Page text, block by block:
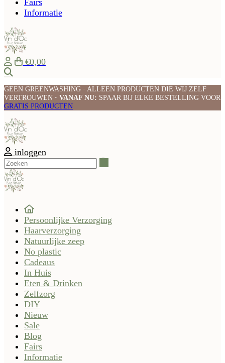
Fairs
Informatie
€0,00
GEEN GREENWASHING · ALLEEN PRODUCTEN DIE WIJ ZELF
VERTROUWEN · VANAF NU: SPAAR BIJ ELKE BESTELLING VOOR
GRATIS PRODUCTEN
inloggen
Persoonlijke Verzorging
Haarverzorging
Natuurlijke zeep
No plastic
Cadeaus
In Huis
Eten & Drinken
Zelfzorg
DIY
Nieuw
Sale
Blog
Fairs
Informatie